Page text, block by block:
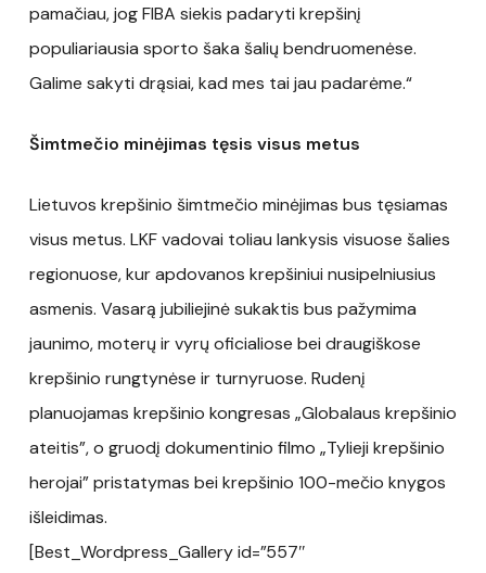
pamačiau, jog FIBA siekis padaryti krepšinį
populiariausia sporto šaka šalių bendruomenėse.
Galime sakyti drąsiai, kad mes tai jau padarėme.“
Šimtmečio minėjimas tęsis visus metus
Lietuvos krepšinio šimtmečio minėjimas bus tęsiamas
visus metus. LKF vadovai toliau lankysis visuose šalies
regionuose, kur apdovanos krepšiniui nusipelniusius
asmenis. Vasarą jubiliejinė sukaktis bus pažymima
jaunimo, moterų ir vyrų oficialiose bei draugiškose
krepšinio rungtynėse ir turnyruose. Rudenį
planuojamas krepšinio kongresas „Globalaus krepšinio
ateitis”, o gruodį dokumentinio filmo „Tylieji krepšinio
herojai” pristatymas bei krepšinio 100-mečio knygos
išleidimas.
[Best_Wordpress_Gallery id=”557″